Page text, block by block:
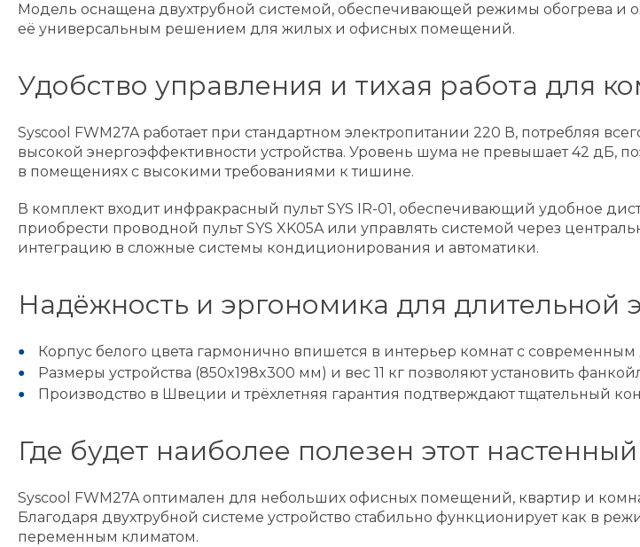
Модель оснащена двухтрубной системой, обеспечивающей режимы обогрева и
её универсальным решением для жилых и офисных помещений.
Удобство управления и тихая работа для
Syscool FWM27A работает при стандартном электропитании 220 В, потребляя
высокой энергоэффективности устройства. Уровень шума не превышает 42 дБ,
в помещениях с высокими требованиями к тишине.
В комплект входит инфракрасный пульт SYS IR-01, обеспечивающий удобное
приобрести проводной пульт SYS XK05A или управлять системой через
интеграцию в сложные системы кондиционирования и автоматики.
Надёжность и эргономика для длительной
Корпус белого цвета гармонично впишется в интерьер комнат с
Размеры устройства (850x198x300 мм) и вес 11 кг позволяют установить
Производство в Швеции и трёхлетняя гарантия подтверждают тщательный
Где будет наиболее полезен этот
Syscool FWM27A оптимален для небольших офисных помещений, квартир и
Благодаря двухтрубной системе устройство стабильно функционирует как в
переменным климатом.